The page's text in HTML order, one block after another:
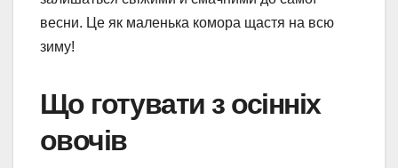
весни. Це як маленька комора щастя на всю
зиму!
Що готувати з осінніх
овочів